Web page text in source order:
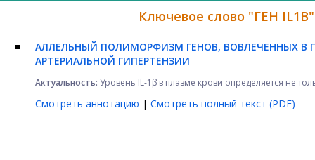
Ключевое слово "ГЕН
АЛЛЕЛЬНЫЙ ПОЛИМОРФИЗМ ГЕНОВ, ВОВЛЕЧЕННЫХ
АРТЕРИАЛЬНОЙ ГИПЕРТЕНЗИИ
Актуальность: Уровень IL-1β в плазме крови определяется не
Смотреть аннотацию | Смотреть полный текст (PDF)